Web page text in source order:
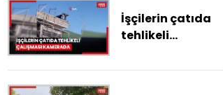
İşçilerin çatıda
tehlikeli
kamerada